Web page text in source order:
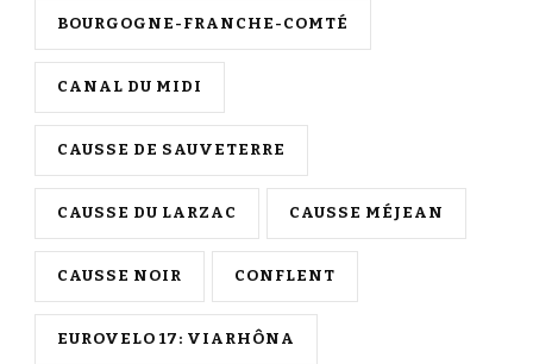
BOURGOGNE-FRANCHE-COMTÉ
CANAL DU MIDI
CAUSSE DE SAUVETERRE
CAUSSE DU LARZAC CAUSSE MÉJEAN
CAUSSE NOIR CONFLENT
EUROVELO 17: VIARHÔNA